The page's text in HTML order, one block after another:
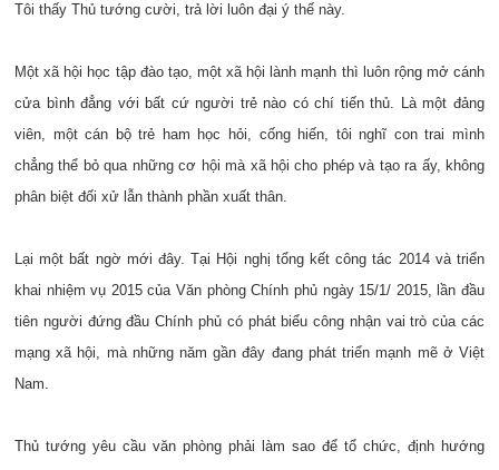
Tôi thấy Thủ tướng cười, trả lời luôn đại ý thế này.
Một xã hội học tập đào tạo, một xã hội lành mạnh thì luôn rộng mở cánh
cửa bình đẳng với bất cứ người trẻ nào có chí tiến thủ. Là một đảng
viên, một cán bộ trẻ ham học hỏi, cống hiến, tôi nghĩ con trai mình
chẳng thể bỏ qua những cơ hội mà xã hội cho phép và tạo ra ấy, không
phân biệt đối xử lẫn thành phần xuất thân.
Lại một bất ngờ mới đây. Tại Hội nghị tổng kết công tác 2014 và triển
khai nhiệm vụ 2015 của Văn phòng Chính phủ ngày 15/1/ 2015, lần đầu
tiên người đứng đầu Chính phủ có phát biểu công nhận vai trò của các
mạng xã hội, mà những năm gần đây đang phát triển mạnh mẽ ở Việt
Nam.
Thủ tướng yêu cầu văn phòng phải làm sao để tổ chức, định hướng